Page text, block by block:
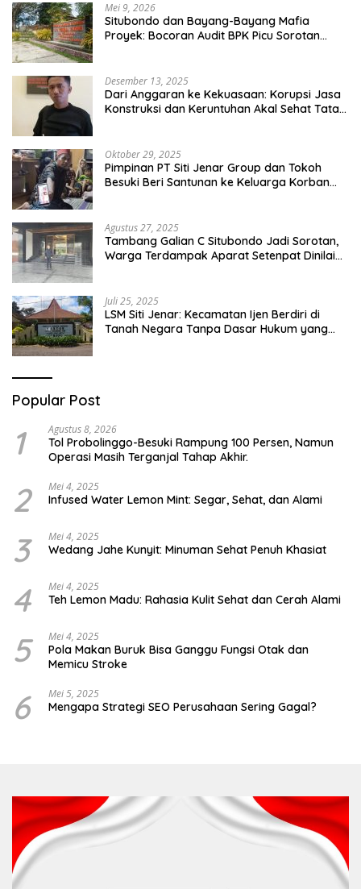
Mei 9, 2026
Situbondo dan Bayang-Bayang Mafia
Proyek: Bocoran Audit BPK Picu Sorotan
Desember 13, 2025
Dari Anggaran ke Kekuasaan: Korupsi Jasa
Konstruksi dan Keruntuhan Akal Sehat Tata
Oktober 29, 2025
Pimpinan PT Siti Jenar Group dan Tokoh
Besuki Beri Santunan ke Keluarga Korban
Agustus 27, 2025
Tambang Galian C Situbondo Jadi Sorotan,
Warga Terdampak Aparat Setenpat Dinilai
Juli 25, 2025
LSM Siti Jenar: Kecamatan Ijen Berdiri di
Tanah Negara Tanpa Dasar Hukum yang
Popular Post
1 Agustus 8, 2026
Tol Probolinggo-Besuki Rampung 100 Persen, Namun
Operasi Masih Terganjal Tahap Akhir.
2 Mei 4, 2025
Infused Water Lemon Mint: Segar, Sehat, dan Alami
3 Mei 4, 2025
Wedang Jahe Kunyit: Minuman Sehat Penuh Khasiat
4 Mei 4, 2025
Teh Lemon Madu: Rahasia Kulit Sehat dan Cerah Alami
5 Mei 4, 2025
Pola Makan Buruk Bisa Ganggu Fungsi Otak dan
Memicu Stroke
6 Mei 5, 2025
Mengapa Strategi SEO Perusahaan Sering Gagal?